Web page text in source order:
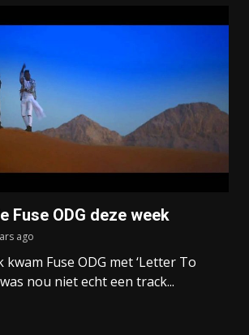
Fuse ODG deze week
ago
Fuse ODG met ‘Letter To
nou niet echt een track...